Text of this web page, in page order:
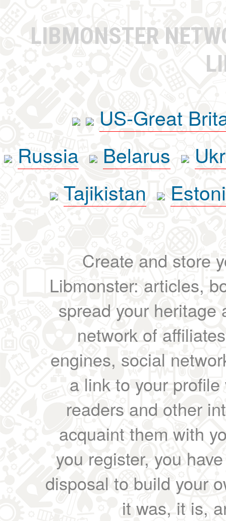
LIBMONSTER
US-Great
Russia
Belarus
Tajikistan
Create and store
Libmonster: articles,
spread your heritage
network of
engines, social
a link to your
readers and other
acquaint them with
you register, you
disposal to build your
it was, it is,